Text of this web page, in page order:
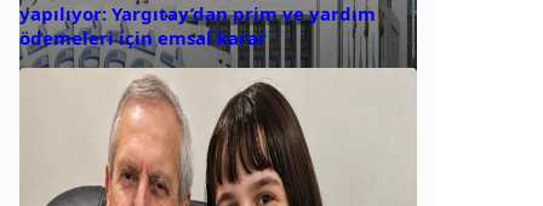
yapılıyor: Yargıtay’dan prim ve yardım
ödemeleri için emsal karar